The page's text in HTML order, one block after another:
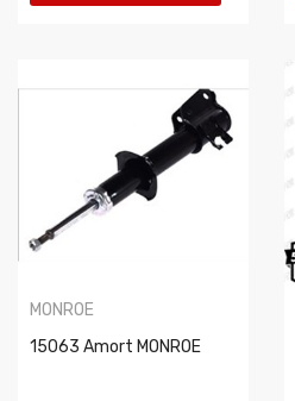
MONROE
15063 Amort MONROE